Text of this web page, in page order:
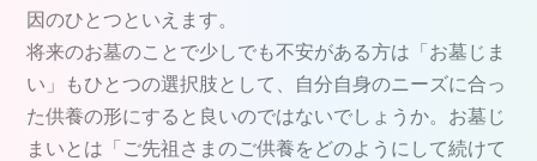
因のひとつといえます。
将来のお墓のことで少しでも不安がある方は「お墓じま
い」もひとつの選択肢として、自分自身のニーズに合っ
た供養の形にすると良いのではないでしょうか。お墓じ
まいとは「ご先祖さまのご供養をどのようにして続けて